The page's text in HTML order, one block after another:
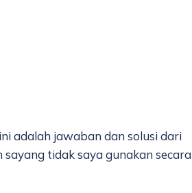
adalah jawaban dan solusi dari
tidak saya gunakan secara